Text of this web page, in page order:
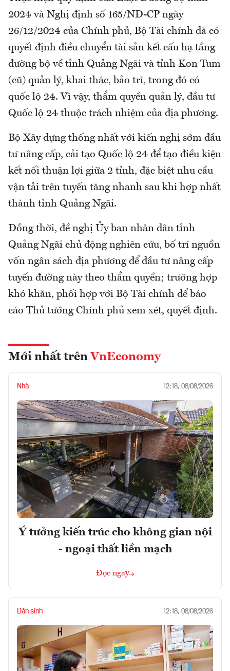
2024 và Nghị định số 165/NĐ-CP ngày
26/12/2024 của Chính phủ, Bộ Tài chính đã có
quyết định điều chuyển tài sản kết cấu hạ tầng
đường bộ về tỉnh Quảng Ngãi và tỉnh Kon Tum
(cũ) quản lý, khai thác, bảo trì, trong đó có
quốc lộ 24. Vì vậy, thẩm quyền quản lý, đầu tư
Quốc lộ 24 thuộc trách nhiệm của địa phương.
Bộ Xây dựng thống nhất với kiến nghị sớm đầu
tư nâng cấp, cải tạo Quốc lộ 24 để tạo điều kiện
kết nối thuận lợi giữa 2 tỉnh, đặc biệt nhu cầu
vận tải trên tuyến tăng nhanh sau khi hợp nhất
thành tỉnh Quảng Ngãi.
Đồng thời, đề nghị Ủy ban nhân dân tỉnh
Quảng Ngãi chủ động nghiên cứu, bố trí nguồn
vốn ngân sách địa phương để đầu tư nâng cấp
tuyến đường này theo thẩm quyền; trường hợp
khó khăn, phối hợp với Bộ Tài chính để báo
cáo Thủ tướng Chính phủ xem xét, quyết định.
Mới nhất trên VnEconomy
Nhà 12:18, 08/08/2026
Ý tưởng kiến trúc cho không gian nội
- ngoại thất liền mạch
Đọc ngay
Dân sinh 12:18, 08/08/2026